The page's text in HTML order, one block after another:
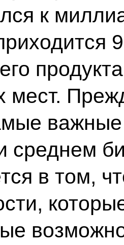
к
мест.
среднем
в том,